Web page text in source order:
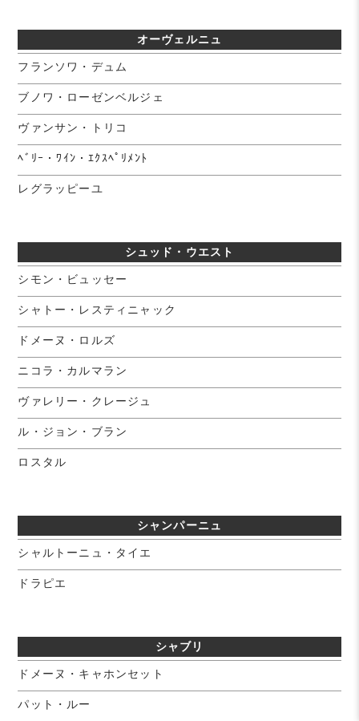
オーヴェルニュ
フランソワ・デュム
ブノワ・ローゼンベルジェ
ヴァンサン・トリコ
ﾍﾞﾘｰ・ﾜｲﾝ・ｴｸｽﾍﾟﾘﾒﾝﾄ
レグラッピーユ
シュッド・ウエスト
シモン・ビュッセー
シャトー・レスティニャック
ドメーヌ・ロルズ
ニコラ・カルマラン
ヴァレリー・クレージュ
ル・ジョン・ブラン
ロスタル
シャンパーニュ
シャルトーニュ・タイエ
ドラピエ
シャブリ
ドメーヌ・キャホンセット
パット・ルー